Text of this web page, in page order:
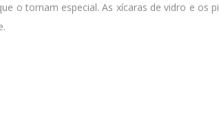
o tornam especial. As xícaras de vidro e